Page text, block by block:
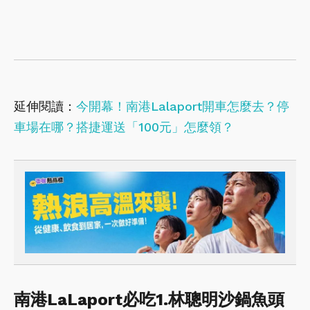
延伸閱讀： 今開幕！南港Lalaport開車怎麼去？停
車場在哪？搭捷運送「100元」怎麼領？
南港LaLaport必吃1.林聰明沙鍋魚頭